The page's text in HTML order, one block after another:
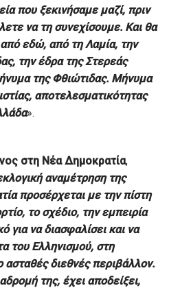
που ξεκινήσαμε μαζί, πριν
να τη συνεχίσουμε. Και θα
εδώ, από τη Λαμία, την
την έδρα της Στερεάς
της Φθιώτιδας. Μήνυμα
αποτελεσματικότητας
».
στη Νέα Δημοκρατία,
αναμέτρηση της
προσέρχεται με την πίστη
το σχέδιο, την εμπειρία
για να διασφαλίσει και να
του Ελληνισμού, στη
ασταθές διεθνές περιβάλλον.
της, έχει αποδείξει,